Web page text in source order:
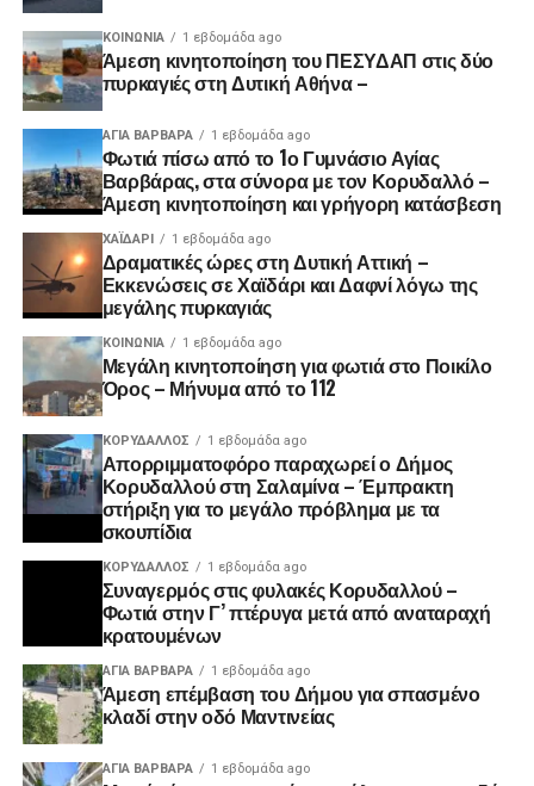
ΚΟΙΝΩΝΊΑ 1 εβδομάδα ago
Άμεση κινητοποίηση του ΠΕΣΥΔΑΠ στις δύο
πυρκαγιές στη Δυτική Αθήνα –
ΑΓΙΑ ΒΑΡΒΑΡΑ 1 εβδομάδα ago
Φωτιά πίσω από το 1ο Γυμνάσιο Αγίας
Βαρβάρας, στα σύνορα με τον Κορυδαλλό –
Άμεση κινητοποίηση και γρήγορη κατάσβεση
ΧΑΪΔΑΡΙ 1 εβδομάδα ago
Δραματικές ώρες στη Δυτική Αττική –
Εκκενώσεις σε Χαϊδάρι και Δαφνί λόγω της
μεγάλης πυρκαγιάς
ΚΟΙΝΩΝΊΑ 1 εβδομάδα ago
Μεγάλη κινητοποίηση για φωτιά στο Ποικίλο
Όρος – Μήνυμα από το 112
ΚΟΡΥΔΑΛΛΟΣ 1 εβδομάδα ago
Απορριμματοφόρο παραχωρεί ο Δήμος
Κορυδαλλού στη Σαλαμίνα – Έμπρακτη
στήριξη για το μεγάλο πρόβλημα με τα
σκουπίδια
ΚΟΡΥΔΑΛΛΟΣ 1 εβδομάδα ago
Συναγερμός στις φυλακές Κορυδαλλού –
Φωτιά στην Γ’ πτέρυγα μετά από αναταραχή
κρατουμένων
ΑΓΙΑ ΒΑΡΒΑΡΑ 1 εβδομάδα ago
Άμεση επέμβαση του Δήμου για σπασμένο
κλαδί στην οδό Μαντινείας
ΑΓΙΑ ΒΑΡΒΑΡΑ 1 εβδομάδα ago